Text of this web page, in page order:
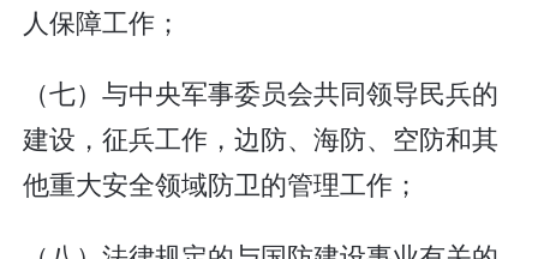
人保障工作；
（七）与中央军事委员会共同领导民兵的
建设，征兵工作，边防、海防、空防和其
他重大安全领域防卫的管理工作；